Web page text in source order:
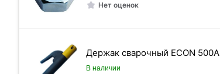
Нет оценок
Держак сварочный ECON 500А
В наличии